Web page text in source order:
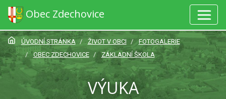
Obec Zdechovice
ÚVODNÍ STRÁNKA ŽIVOT V OBCI
FOTOGALERIE
OBEC ZDECHOVICE
ZÁKLADNÍ ŠKOLA
VÝUKA